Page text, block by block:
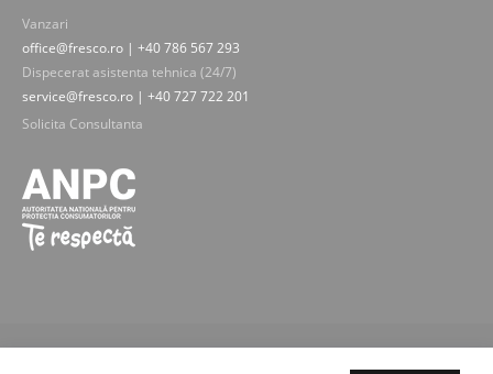
Vanzari
office@fresco.ro | +40 786 567 293
Dispecerat asistenta tehnica (24/7)
service@fresco.ro | +40 727 722 201
Solicita Consultanta